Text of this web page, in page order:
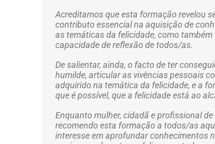
Acreditamos que esta formação revelou
contributo essencial na aquisição de
as temáticas da felicidade, como
capacidade de reflexão de todos/as.
De salientar, ainda, o facto de ter
humilde, articular as vivências pessoais
adquirido na temática da felicidade, e a
que é possível, que a felicidade está ao
Enquanto mulher, cidadã e profissional
recomendo esta formação a todos/as
interesse em aprofundar conhecimentos